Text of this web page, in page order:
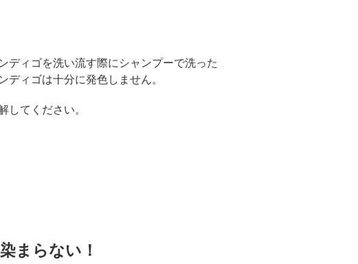
ディゴを洗い流す際にシャンプーで洗った
ィゴは十分に発色しません。
てください。
まらない！